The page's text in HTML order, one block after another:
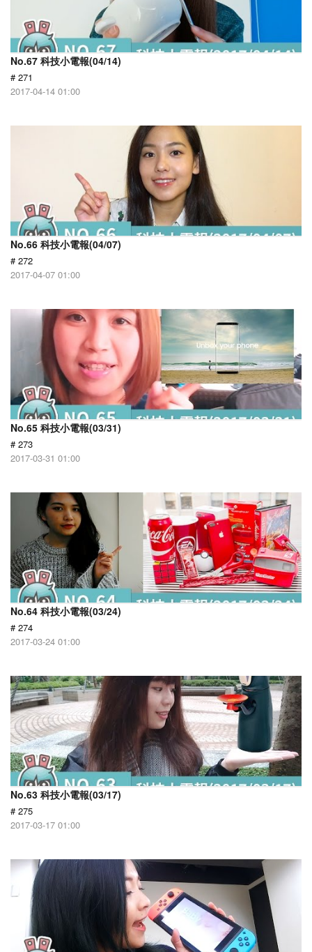
No.67 科技小電報(04/14)
# 271
2017-04-14 01:00
No.66 科技小電報(04/07)
# 272
2017-04-07 01:00
No.65 科技小電報(03/31)
# 273
2017-03-31 01:00
No.64 科技小電報(03/24)
# 274
2017-03-24 01:00
No.63 科技小電報(03/17)
# 275
2017-03-17 01:00